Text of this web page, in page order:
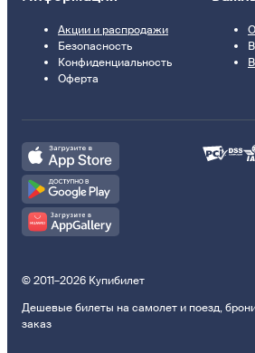
Акции и распродажи
Безопасность
Конфиденциальность
Оферта
© 2011–2026 Купибилет
Дешевые билеты на самолет и поезд,
заказ